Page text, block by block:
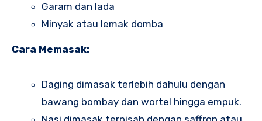
Garam dan lada
Minyak atau lemak domba
Cara Memasak:
Daging dimasak terlebih dahulu dengan
bawang bombay dan wortel hingga empuk.